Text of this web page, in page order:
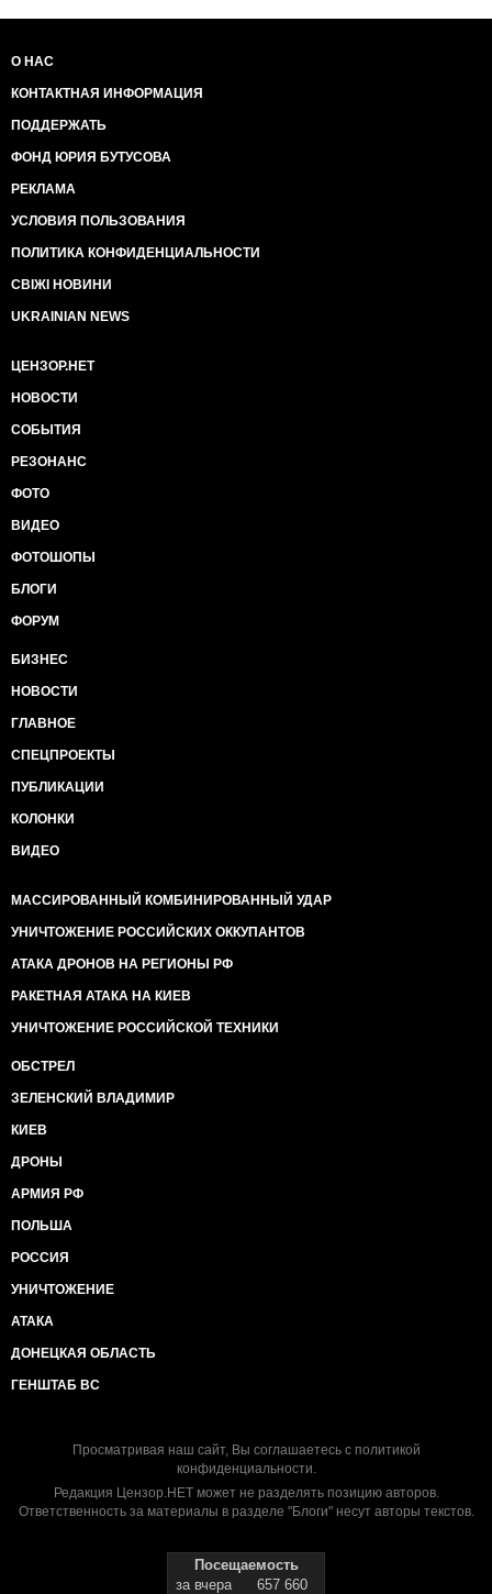
О НАС
КОНТАКТНАЯ ИНФОРМАЦИЯ
ПОДДЕРЖАТЬ
ФОНД ЮРИЯ БУТУСОВА
РЕКЛАМА
УСЛОВИЯ ПОЛЬЗОВАНИЯ
ПОЛИТИКА КОНФИДЕНЦИАЛЬНОСТИ
СВІЖІ НОВИНИ
UKRAINIAN NEWS
ЦЕНЗОР.НЕТ
НОВОСТИ
СОБЫТИЯ
РЕЗОНАНС
ФОТО
ВИДЕО
ФОТОШОПЫ
БЛОГИ
ФОРУМ
БИЗНЕС
НОВОСТИ
ГЛАВНОЕ
СПЕЦПРОЕКТЫ
ПУБЛИКАЦИИ
КОЛОНКИ
ВИДЕО
МАССИРОВАННЫЙ КОМБИНИРОВАННЫЙ УДАР
УНИЧТОЖЕНИЕ РОССИЙСКИХ ОККУПАНТОВ
АТАКА ДРОНОВ НА РЕГИОНЫ РФ
РАКЕТНАЯ АТАКА НА КИЕВ
УНИЧТОЖЕНИЕ РОССИЙСКОЙ ТЕХНИКИ
ОБСТРЕЛ
ЗЕЛЕНСКИЙ ВЛАДИМИР
КИЕВ
ДРОНЫ
АРМИЯ РФ
ПОЛЬША
РОССИЯ
УНИЧТОЖЕНИЕ
АТАКА
ДОНЕЦКАЯ ОБЛАСТЬ
ГЕНШТАБ ВС
Просматривая наш сайт, Вы соглашаетесь с политикой
конфиденциальности.
Редакция Цензор.НЕТ может не разделять позицию авторов.
Ответственность за материалы в разделе "Блоги" несут авторы текстов.
Посещаемость
за вчера
657 660